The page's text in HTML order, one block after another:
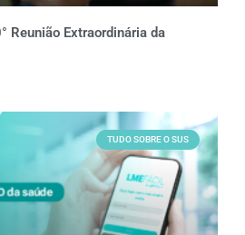
Reunião Extraordinária da
TUDO SOBRE O SUS